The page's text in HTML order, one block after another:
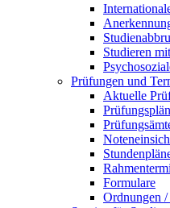
Studieren
Prüfungen und
Aktuelle
Formulare
Ordnungen